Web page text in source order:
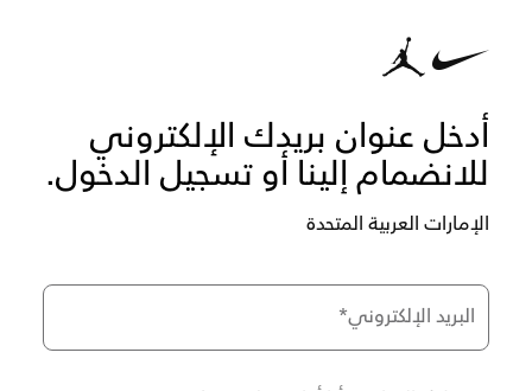
أدخل عنوان بريدك الإلكتروني
للانضمام إلينا أو تسجيل الدخول.
الإمارات العربية المتحدة
البريد الإلكتروني*